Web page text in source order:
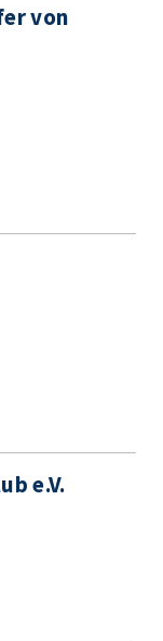
von
e.V.